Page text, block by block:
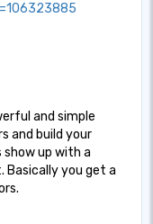
and simple
and build your
show up with a
you get a